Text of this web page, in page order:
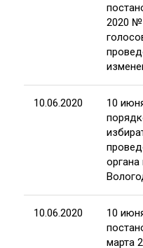
2020 №
10.06.2020
10
органа
10.06.2020
10
марта